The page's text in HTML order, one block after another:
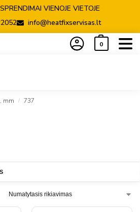
VIENOJE VIETOJE
info@heatfixservisas.lt
0
mm / 737